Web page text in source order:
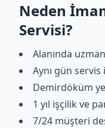
Neden
Servisi?
Alanında
Aynı gün servis
Demirdöküm
1 yıl işçilik ve
7/24 müşteri